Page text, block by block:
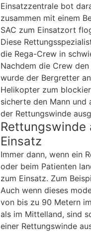
Einsatzzentrale bot
zusammen mit einem
SAC zum Einsatzort
Diese
die Rega-Crew in
Nachdem die Crew
wurde der Bergretter
Helikopter zum
sicherte den Mann und
der Rettungswinde
Rettungswinde
Einsatz
Immer dann, wenn ein
oder beim Patienten
zum Einsatz. Zum
Auch wenn dieses
von bis zu 90 Metern
als im Mittelland, sind
einer Rettungswinde